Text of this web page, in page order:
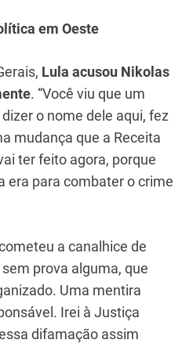
em Oeste
Lula acusou Nikolas
. “Você viu que um
o nome dele aqui, fez
mudança que a Receita
ter feito agora, porque
era para combater o crime
a canalhice de
prova alguma, que
Uma mentira
Irei à Justiça
difamação assim